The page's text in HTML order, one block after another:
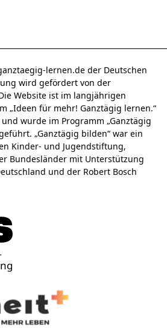
lernen.de der Deutschen
wird gefördert von der
Website ist im langjährigen
„Ideen für mehr! Ganztägig lernen.“
wurde im Programm „Ganztägig
„Ganztägig bilden“ war ein
Kinder- und Jugendstiftung,
Bundesländer mit Unterstützung
und der Robert Bosch